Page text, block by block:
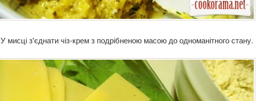
У мисці з'єднати чіз-крем з подрібненою масою до одноманітного стану.